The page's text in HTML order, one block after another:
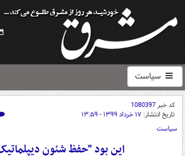
سیاست
کد خبر1080397
تاریخ انتشار: ۱۷ خرداد ۱۳۹۹ - ۱۳:۵۹
سیاست
این بود "حفظ شئون